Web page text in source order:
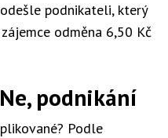
podnikateli, který
odměna 6,50 Kč
podnikání
Podle